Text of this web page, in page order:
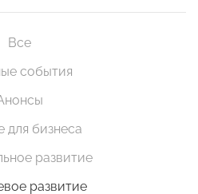
Все
события
для бизнеса
развитие
развитие